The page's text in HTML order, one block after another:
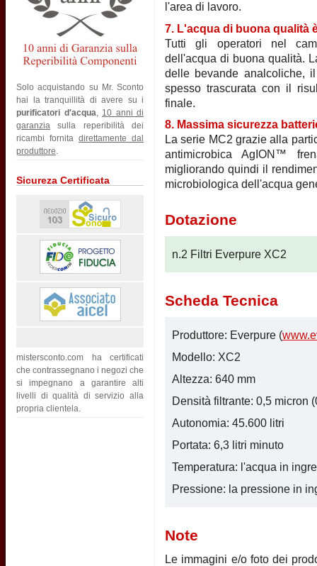
Solo acquistando su Mr. Sconto
hai la tranquillità di avere su i
purificatori d'acqua, 10 anni di
garanzia sulla reperibilità dei
ricambi fornita direttamente dal
produttore.
Sicureza Certificata
mistersconto.com ha certificati
che contrassegnano i negozi che
si impegnano a garantire alti
livelli di qualità di servizio alla
propria clientela.
l'area di lavoro.
7. L'acqua di buona qualità
Tutti gli operatori nel
dell'acqua di buona qualità.
delle bevande analcoliche,
spesso trascurata con il
finale.
8. Massima sicurezza
La serie MC2 grazie alla
antimicrobica AgION™
migliorando quindi il
microbiologica dell'acqua
Dotazione
n.2 Filtri Everpure XC2
Scheda Tecnica
Produttore: Everpure (
Modello: XC2
Altezza: 640 mm
Densità filtrante: 0,5 micron
Autonomia: 45.600 litri
Portata: 6,3 litri minuto
Temperatura: l'acqua in
Pressione: la pressione in
Note
Le immagini e/o foto dei